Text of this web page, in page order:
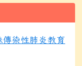
染性肺炎教育